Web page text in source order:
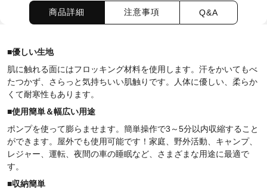
商品詳細 注意事項 Q&A
■優しい生地
肌に触れる面にはフロッキング材料を使用します。汗をかいてもべ
たつかず、さらっと気持ちいい肌触りです。人体に優しい、柔らか
くて耐寒性もあります。
■使用簡単＆幅広い用途
ポンプを使って膨らませます。簡単操作で3～5分以内収縮すること
ができます。屋外でも使用可能です！家庭、野外活動、キャンプ、
レジャー、運転、夜間の車の睡眠など、さまざまな用途に最適で
す。
■収納簡単